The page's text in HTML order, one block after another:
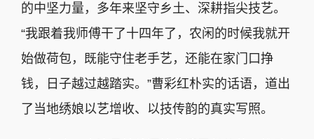
的中坚力量，多年来坚守乡土、深耕指尖技艺。
“我跟着我师傅干了十四年了，农闲的时候我就开
始做荷包，既能守住老手艺，还能在家门口挣
钱，日子越过越踏实。”曹彩红朴实的话语，道出
了当地绣娘以艺增收、以技传韵的真实写照。